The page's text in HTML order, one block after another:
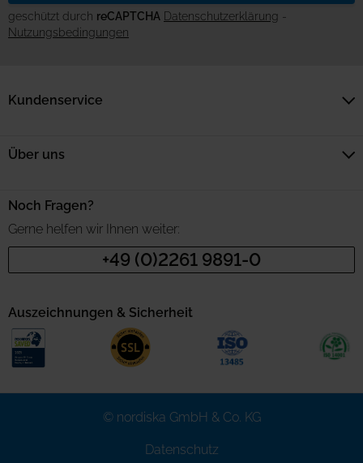
geschützt durch reCAPTCHA Datenschutzerklärung -
Nutzungsbedingungen
Kundenservice
Noch Fragen?
Gerne helfen wir Ihnen weiter:
+49 (0)2261 9891-0
Über uns
Auszeichnungen & Sicherheit
© nordiska GmbH & Co. KG
Datenschutz